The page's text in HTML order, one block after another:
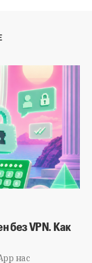
без VPN. Как
нас